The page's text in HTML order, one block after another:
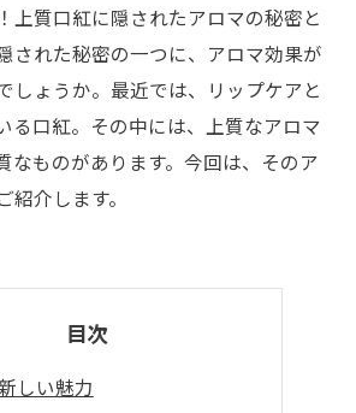
上質口紅に隠されたアロマの秘密と
された秘密の一つに、アロマ効果が
しょうか。最近では、リップケアと
る口紅。その中には、上質なアロマ
なものがあります。今回は、そのア
介します。
目次
しい魅力